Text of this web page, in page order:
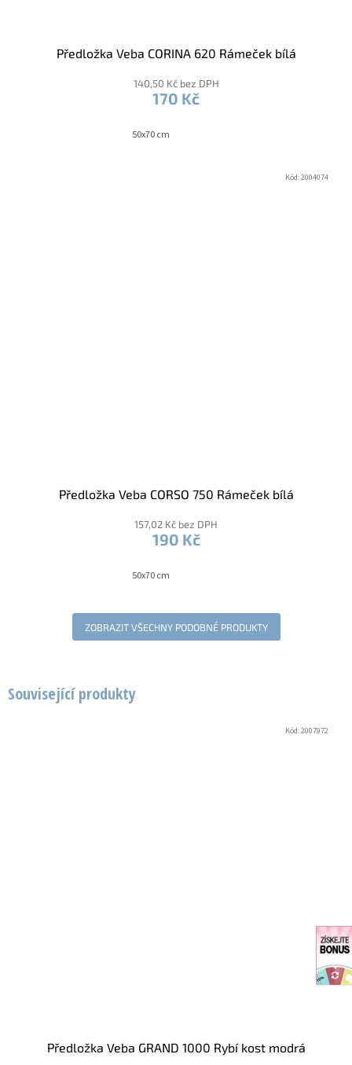
Související produkty
Předložka Veba GRAND 1000 Rybí kost modrá
Kód:2007972
Předložka Veba CORINA 620 Rámeček bílá
140,50 Kč bez DPH
170 Kč
50x70 cm
Předložka Veba CORSO 750 Rámeček bílá
157,02 Kč bez DPH
190 Kč
50x70 cm
Kód:2004074
ZOBRAZIT VŠECHNY PODOBNÉ PRODUKTY